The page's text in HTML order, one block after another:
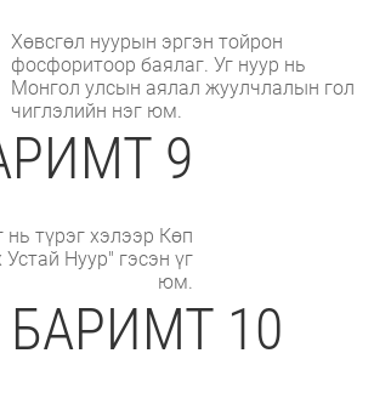
Хөвсгөл нуурын эргэн тойрон
фосфоритоор баялаг. Уг нуур нь
Монгол улсын аялал жуулчлалын гол
чиглэлийн нэг юм.
9
нь түрэг хэлээр Көп
Нуур" гэсэн үг
юм.
БАРИМТ 10